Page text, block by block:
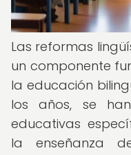
Las reformas
un componente
la educación
los años, se
educativas
la enseñanza